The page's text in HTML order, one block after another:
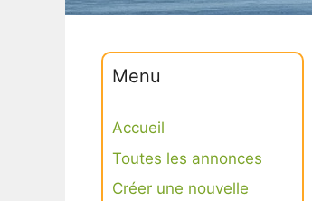
Menu
Accueil
Toutes les annonces
Créer une nouvelle